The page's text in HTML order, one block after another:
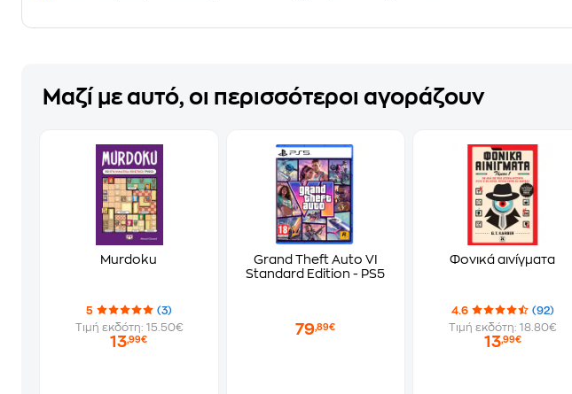
Μαζί με αυτό, οι περισσότεροι αγοράζουν
Murdoku
5
(3)
Τιμή εκδότη: 15.50€
13,99€
Grand Theft Auto VI
Standard Edition - PS5
79,89€
Φονικά αινίγματα
4.6
(92)
Τιμή εκδότη: 18.80€
13,99€